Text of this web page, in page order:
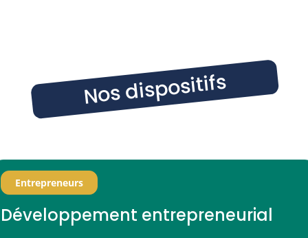
Nos dispositifs
Entrepreneurs
Développement entrepreneurial